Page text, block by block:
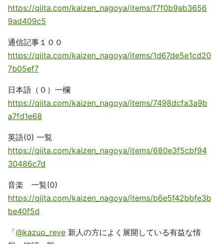
https://qiita.com/kaizen_nagoya/items/f7f0b9ab3656
9ad409c5
通信記事１００
https://qiita.com/kaizen_nagoya/items/1d67de5e1cd20
7b05ef7
日本語（０）一欄
https://qiita.com/kaizen_nagoya/items/7498dcfa3a9b
a7fd1e68
英語(0) 一覧
https://qiita.com/kaizen_nagoya/items/680e3f5cbf94
30486c7d
音楽 一覧(0)
https://qiita.com/kaizen_nagoya/items/b6e5f42bbfe3b
be40f5d
「@kazuo_reve 新人の方によく展開している有益な情